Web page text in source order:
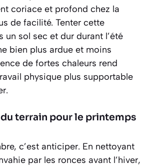
coriace et profond chez la
de facilité. Tenter cette
un sol sec et dur durant l’été
bien plus ardue et moins
de fortes chaleurs rend
physique plus supportable
terrain pour le printemps
c’est anticiper. En nettoyant
par les ronces avant l’hiver,